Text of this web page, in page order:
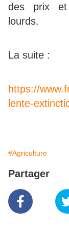
des prix et
lourds.
La suite :
https://
lente-
#Agriculture
Partager